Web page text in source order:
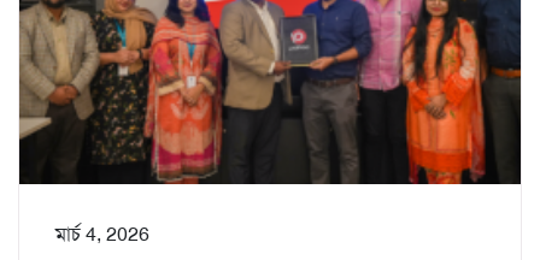
মার্চ 4, 2026